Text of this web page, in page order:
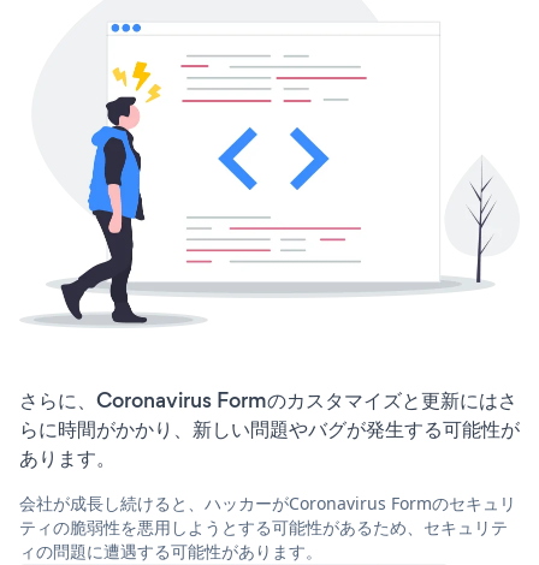
さらに、Coronavirus Formのカスタマイズと更新にはさ
らに時間がかかり、新しい問題やバグが発生する可能性が
あります。
会社が成長し続けると、ハッカーがCoronavirus Formのセキュリ
ティの脆弱性を悪用しようとする可能性があるため、セキュリテ
ィの問題に遭遇する可能性があります。